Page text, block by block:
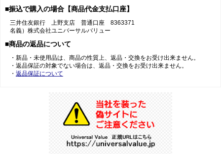
■振込で購入の場合【商品代金支払口座】
三井住友銀行 上野支店 普通口座 8363371
名義）株式会社ユニバーサルバリュー
■商品の返品について
・新品・未使用品は、商品の性質上、返品・交換をお受け出来ません。
・返品保証の対象でない場合は、返品・交換をお受け出来ません。
・ 返品保証について